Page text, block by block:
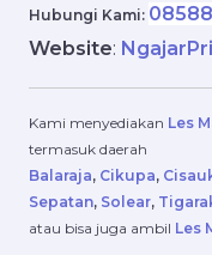
Hubungi Kami:
Website:
Kami menyediakan Les
termasuk daerah
Balaraja, Cikupa,
Sepatan, Solear,
atau bisa juga ambil Les